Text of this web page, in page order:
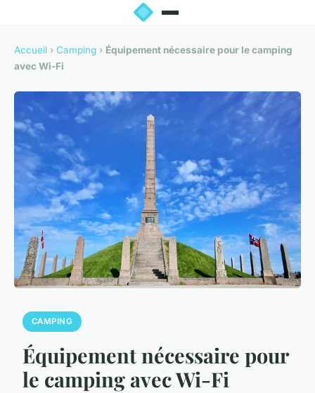
Accueil › Camping › Équipement nécessaire pour le camping
avec Wi-Fi
CAMPING
Équipement nécessaire pour
le camping avec Wi-Fi